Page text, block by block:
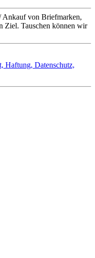
Ankauf von Briefmarken,
Ziel. Tauschen können wir
Haftung, Datenschutz,